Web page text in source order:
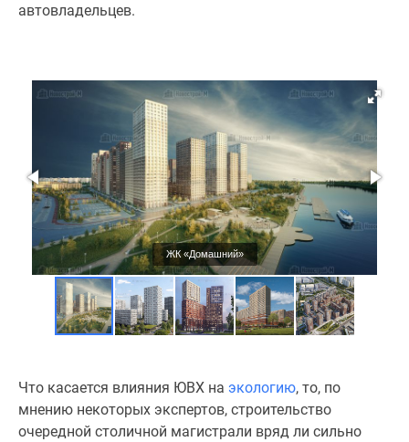
автовладельцев.
ЖК «Домашний»
Что касается влияния ЮВХ на экологию, то, по
мнению некоторых экспертов, строительство
очередной столичной магистрали вряд ли сильно